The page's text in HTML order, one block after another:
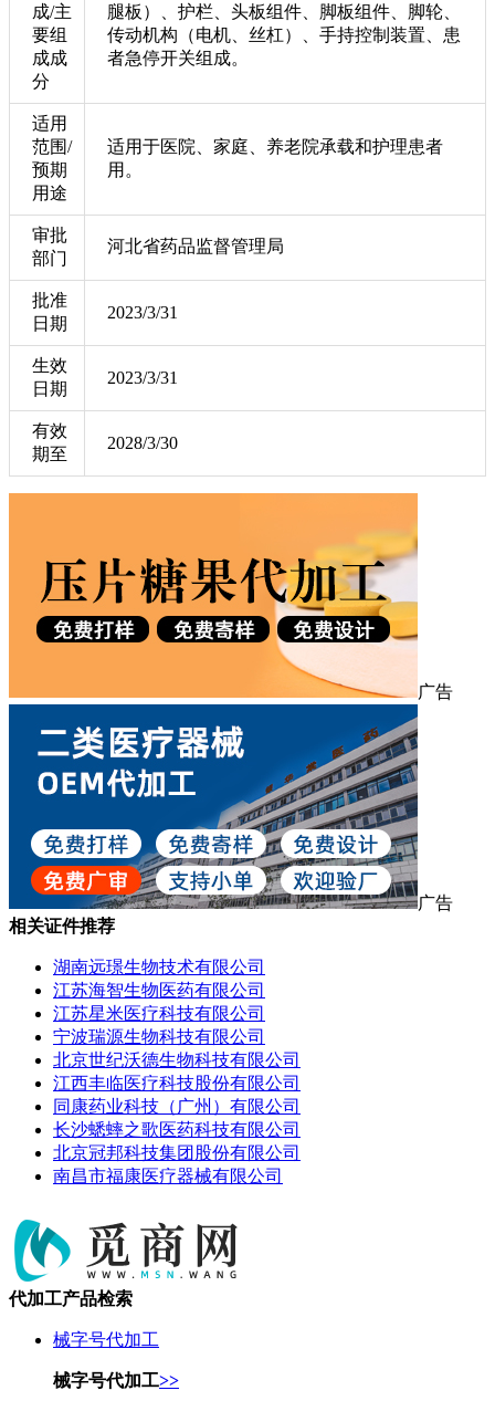
成/主
要组
成成
分
腿板）、护栏、头板组件、脚板组件、脚轮、
传动机构（电机、丝杠）、手持控制装置、患
者急停开关组成。
适用
范围/
预期
用途
适用于医院、家庭、养老院承载和护理患者
用。
审批
部门
河北省药品监督管理局
批准
日期
2023/3/31
生效
日期
2023/3/31
有效
期至
2028/3/30
广告
广告
相关证件推荐
湖南远璟生物技术有限公司
江苏海智生物医药有限公司
江苏星米医疗科技有限公司
宁波瑞源生物科技有限公司
北京世纪沃德生物科技有限公司
江西丰临医疗科技股份有限公司
同康药业科技（广州）有限公司
长沙蟋蟀之歌医药科技有限公司
北京冠邦科技集团股份有限公司
南昌市福康医疗器械有限公司
代加工产品检索
械字号代加工
械字号代加工>>